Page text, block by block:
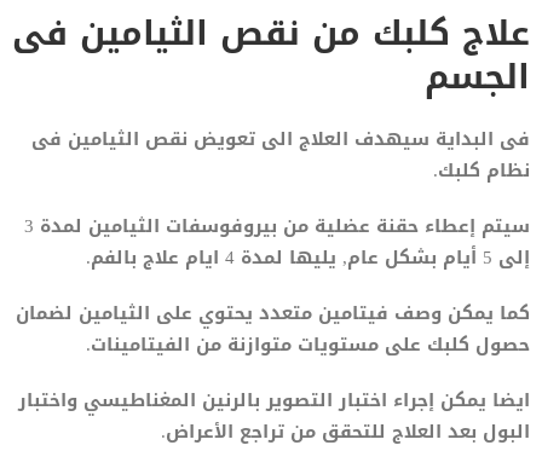
علاج كلبك من نقص الثيامين فى
الجسم
فى البداية سيهدف العلاج الى تعويض نقص الثيامين فى
نظام كلبك.
سيتم إعطاء حقنة عضلية من بيروفوسفات الثيامين لمدة 3
إلى 5 أيام بشكل عام, يليها لمدة 4 ايام علاج بالفم.
كما يمكن وصف فيتامين متعدد يحتوي على الثيامين لضمان
حصول كلبك على مستويات متوازنة من الفيتامينات.
ايضا يمكن إجراء اختبار التصوير بالرنين المغناطيسي واختبار
البول بعد العلاج للتحقق من تراجع الأعراض.